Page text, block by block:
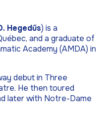
Hegedűs) is a
and a graduate of
Academy (AMDA) in
debut in Three
He then toured
later with Notre-Dame